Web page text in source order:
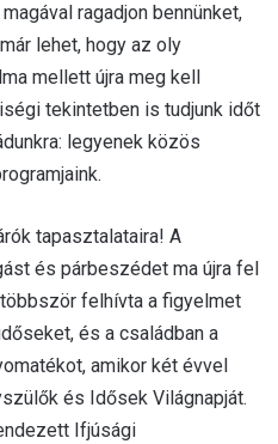
ragadjon bennünket,
lehet, hogy az oly
mellett újra meg kell
tekintetben is tudjunk időt
legyenek közös
tapasztalataira! A
és párbeszédet ma újra fel
felhívta a figyelmet
és a családban a
amikor két évvel
és Idősek Világnapját.
Ifjúsági